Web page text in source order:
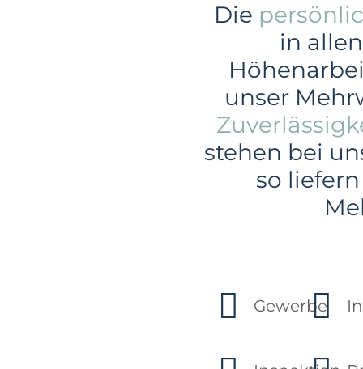
Die
in
unser
stehen bei
so
Gewerbe